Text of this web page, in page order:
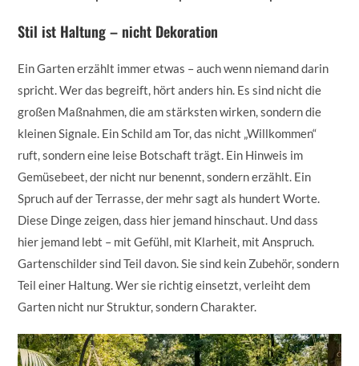
Stil ist Haltung – nicht Dekoration
Ein Garten erzählt immer etwas – auch wenn niemand darin
spricht. Wer das begreift, hört anders hin. Es sind nicht die
großen Maßnahmen, die am stärksten wirken, sondern die
kleinen Signale. Ein Schild am Tor, das nicht „Willkommen“
ruft, sondern eine leise Botschaft trägt. Ein Hinweis im
Gemüsebeet, der nicht nur benennt, sondern erzählt. Ein
Spruch auf der Terrasse, der mehr sagt als hundert Worte.
Diese Dinge zeigen, dass hier jemand hinschaut. Und dass
hier jemand lebt – mit Gefühl, mit Klarheit, mit Anspruch.
Gartenschilder sind Teil davon. Sie sind kein Zubehör, sondern
Teil einer Haltung. Wer sie richtig einsetzt, verleiht dem
Garten nicht nur Struktur, sondern Charakter.